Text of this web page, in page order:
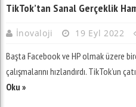
TikTok’tan Sanal Gerçeklik
İnovaloji 19 Eyl 2022
Başta Facebook ve HP olmak üzere
çalışmalarını hızlandırdı. TikTok’un
Oku »